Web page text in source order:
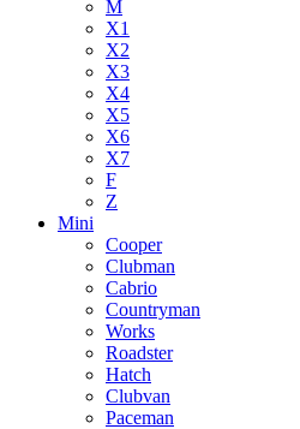
M
X1
X2
X3
X4
X5
X6
X7
F
Z
Mini
Cooper
Clubman
Cabrio
Countryman
Works
Roadster
Hatch
Clubvan
Paceman